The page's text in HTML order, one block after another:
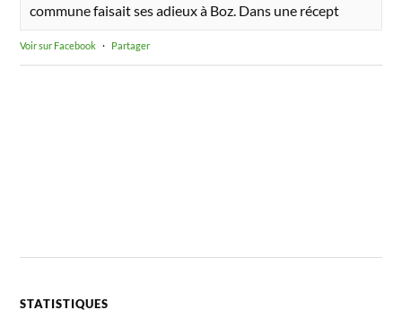
commune faisait ses adieux à Boz. Dans une récept
Voir sur Facebook · Partager
STATISTIQUES